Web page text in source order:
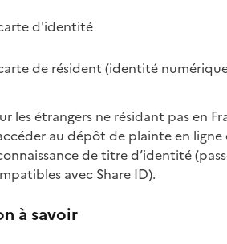
d'identité
de résident (identité
les étrangers ne résidant pas en
au dépôt de plainte en ligne
de titre d’identité
avec Share ID).
à savoir